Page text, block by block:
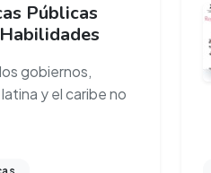
Públicas
gobiernos,
y el caribe no